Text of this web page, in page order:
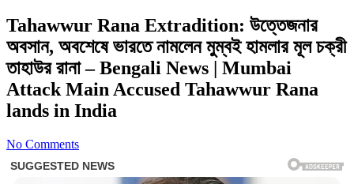
Tahawwur Rana Extradition: উত্তেজনার
অবসান, অবশেষে ভারতে নামলেন মুম্বই হামলার মূল চক্রী
তাহাউর রানা – Bengali News | Mumbai
Attack Main Accused Tahawwur Rana
lands in India
No Comments